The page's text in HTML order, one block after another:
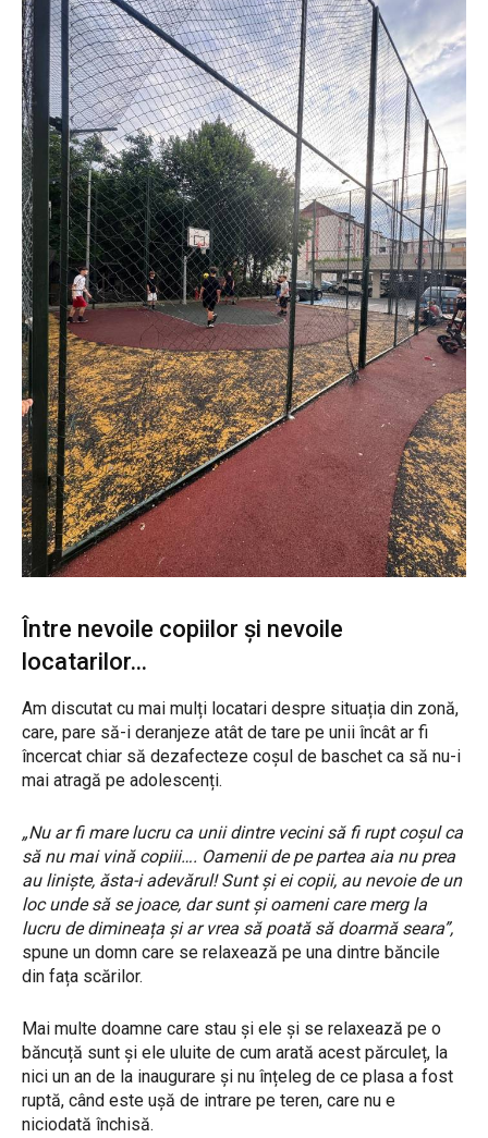
Între nevoile copiilor și nevoile
locatarilor…
Am discutat cu mai mulți locatari despre situația din zonă,
care, pare să-i deranjeze atât de tare pe unii încât ar fi
încercat chiar să dezafecteze coșul de baschet ca să nu-i
mai atragă pe adolescenți.
„Nu ar fi mare lucru ca unii dintre vecini să fi rupt coșul ca
să nu mai vină copiii…. Oamenii de pe partea aia nu prea
au liniște, ăsta-i adevărul! Sunt și ei copii, au nevoie de un
loc unde să se joace, dar sunt și oameni care merg la
lucru de dimineața și ar vrea să poată să doarmă seara”,
spune un domn care se relaxează pe una dintre băncile
din fața scărilor.
Mai multe doamne care stau și ele și se relaxează pe o
băncuță sunt și ele uluite de cum arată acest părculeț, la
nici un an de la inaugurare și nu înțeleg de ce plasa a fost
ruptă, când este ușă de intrare pe teren, care nu e
niciodată închisă.